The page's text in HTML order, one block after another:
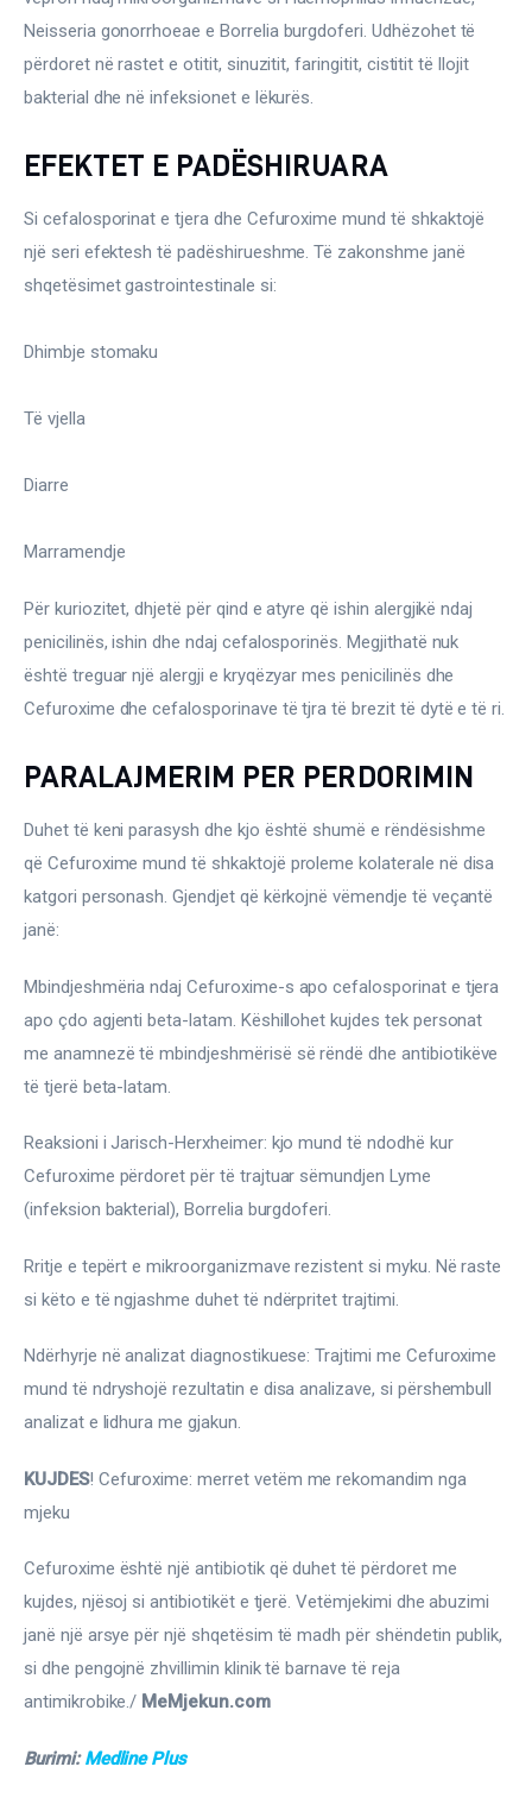
Neisseria gonorrhoeae e Borrelia burgdoferi. Udhëzohet të
përdoret në rastet e otitit, sinuzitit, faringitit, cistitit të llojit
bakterial dhe në infeksionet e lëkurës.
EFEKTET E PADËSHIRUARA
Si cefalosporinat e tjera dhe Cefuroxime mund të shkaktojë
një seri efektesh të padëshirueshme. Të zakonshme janë
shqetësimet gastrointestinale si:
Dhimbje stomaku
Të vjella
Diarre
Marramendje
Për kuriozitet, dhjetë për qind e atyre që ishin alergjikë ndaj
penicilinës, ishin dhe ndaj cefalosporinës. Megjithatë nuk
është treguar një alergji e kryqëzyar mes penicilinës dhe
Cefuroxime dhe cefalosporinave të tjra të brezit të dytë e të ri.
PARALAJMERIM PER PERDORIMIN
Duhet të keni parasysh dhe kjo është shumë e rëndësishme
që Cefuroxime mund të shkaktojë proleme kolaterale në disa
katgori personash. Gjendjet që kërkojnë vëmendje të veçantë
janë:
Mbindjeshmëria ndaj Cefuroxime-s apo cefalosporinat e tjera
apo çdo agjenti beta-latam. Këshillohet kujdes tek personat
me anamnezë të mbindjeshmërisë së rëndë dhe antibiotikëve
të tjerë beta-latam.
Reaksioni i Jarisch-Herxheimer: kjo mund të ndodhë kur
Cefuroxime përdoret për të trajtuar sëmundjen Lyme
(infeksion bakterial), Borrelia burgdoferi.
Rritje e tepërt e mikroorganizmave rezistent si myku. Në raste
si këto e të ngjashme duhet të ndërpritet trajtimi.
Ndërhyrje në analizat diagnostikuese: Trajtimi me Cefuroxime
mund të ndryshojë rezultatin e disa analizave, si përshembull
analizat e lidhura me gjakun.
KUJDES! Cefuroxime: merret vetëm me rekomandim nga
mjeku
Cefuroxime është një antibiotik që duhet të përdoret me
kujdes, njësoj si antibiotikët e tjerë. Vetëmjekimi dhe abuzimi
janë një arsye për një shqetësim të madh për shëndetin publik,
si dhe pengojnë zhvillimin klinik të barnave të reja
antimikrobike./ MeMjekun.com
Burimi: Medline Plus